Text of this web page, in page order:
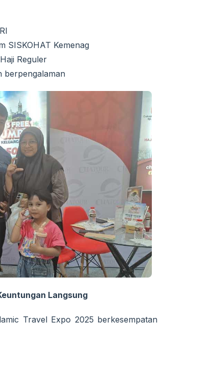
SISKOHAT Kemenag
Reguler
berpengalaman
Langsung
Travel Expo 2025 berkesempatan